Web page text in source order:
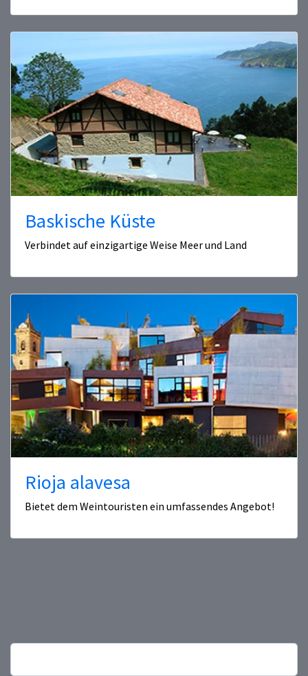
Baskische Küste
Verbindet auf einzigartige Weise Meer und Land
Rioja alavesa
Bietet dem Weintouristen ein umfassendes Angebot!